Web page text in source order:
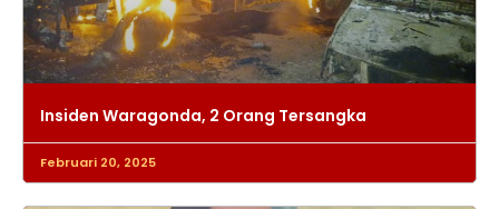
Insiden Waragonda, 2 Orang Tersangka
Februari 20, 2025